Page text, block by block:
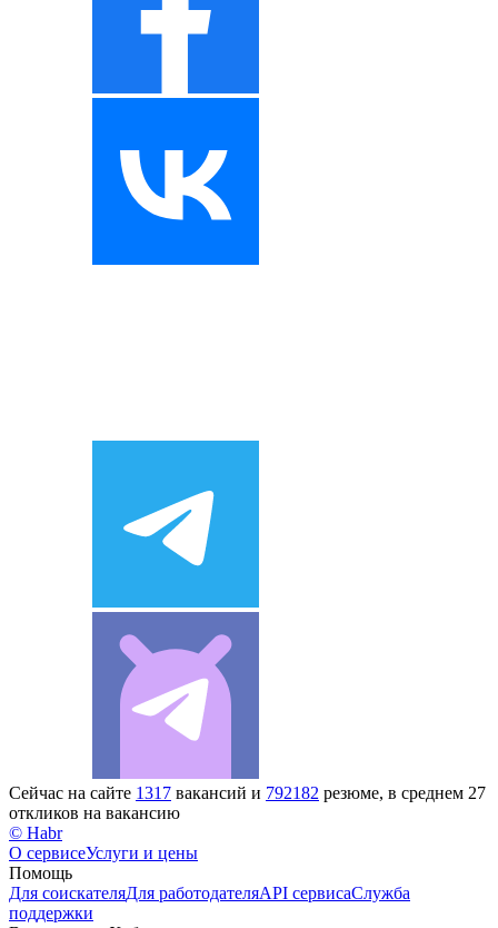
Сейчас на сайте 1317 вакансий и 792182 резюме, в среднем 27
откликов на вакансию
© Habr
О сервисеУслуги и цены
Помощь
Для соискателяДля работодателяAPI сервисаСлужба
поддержки